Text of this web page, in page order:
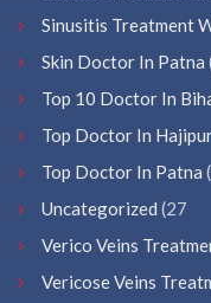
Sinusitis Treatment
Skin Doctor In Patna
Top 10 Doctor In
Top Doctor In
Top Doctor In Patna
Uncategorized (27
Verico Veins
Vericose Veins